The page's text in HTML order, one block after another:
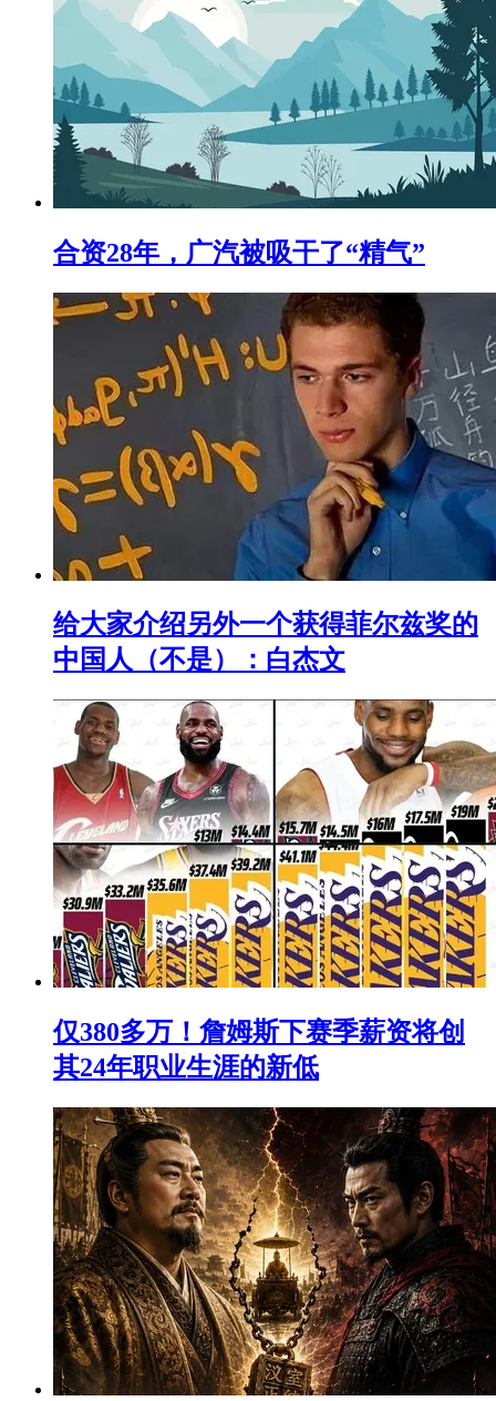
合资28年，广汽被吸干了“精气”
给大家介绍另外一个获得菲尔兹奖的
中国人（不是）：白杰文
仅380多万！詹姆斯下赛季薪资将创
其24年职业生涯的新低